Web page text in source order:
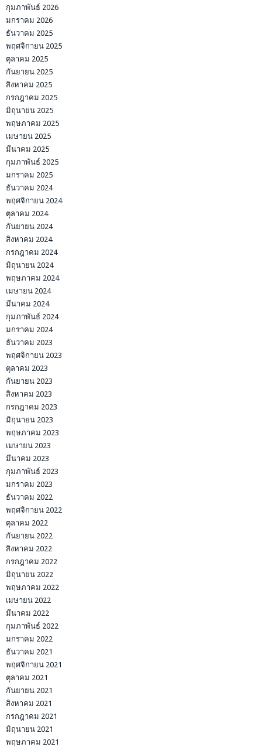
กุมภาพันธ์ 2026
มกราคม 2026
ธันวาคม 2025
พฤศจิกายน 2025
ตุลาคม 2025
กันยายน 2025
สิงหาคม 2025
กรกฎาคม 2025
มิถุนายน 2025
พฤษภาคม 2025
เมษายน 2025
มีนาคม 2025
กุมภาพันธ์ 2025
มกราคม 2025
ธันวาคม 2024
พฤศจิกายน 2024
ตุลาคม 2024
กันยายน 2024
สิงหาคม 2024
กรกฎาคม 2024
มิถุนายน 2024
พฤษภาคม 2024
เมษายน 2024
มีนาคม 2024
กุมภาพันธ์ 2024
มกราคม 2024
ธันวาคม 2023
พฤศจิกายน 2023
ตุลาคม 2023
กันยายน 2023
สิงหาคม 2023
กรกฎาคม 2023
มิถุนายน 2023
พฤษภาคม 2023
เมษายน 2023
มีนาคม 2023
กุมภาพันธ์ 2023
มกราคม 2023
ธันวาคม 2022
พฤศจิกายน 2022
ตุลาคม 2022
กันยายน 2022
สิงหาคม 2022
กรกฎาคม 2022
มิถุนายน 2022
พฤษภาคม 2022
เมษายน 2022
มีนาคม 2022
กุมภาพันธ์ 2022
มกราคม 2022
ธันวาคม 2021
พฤศจิกายน 2021
ตุลาคม 2021
กันยายน 2021
สิงหาคม 2021
กรกฎาคม 2021
มิถุนายน 2021
พฤษภาคม 2021